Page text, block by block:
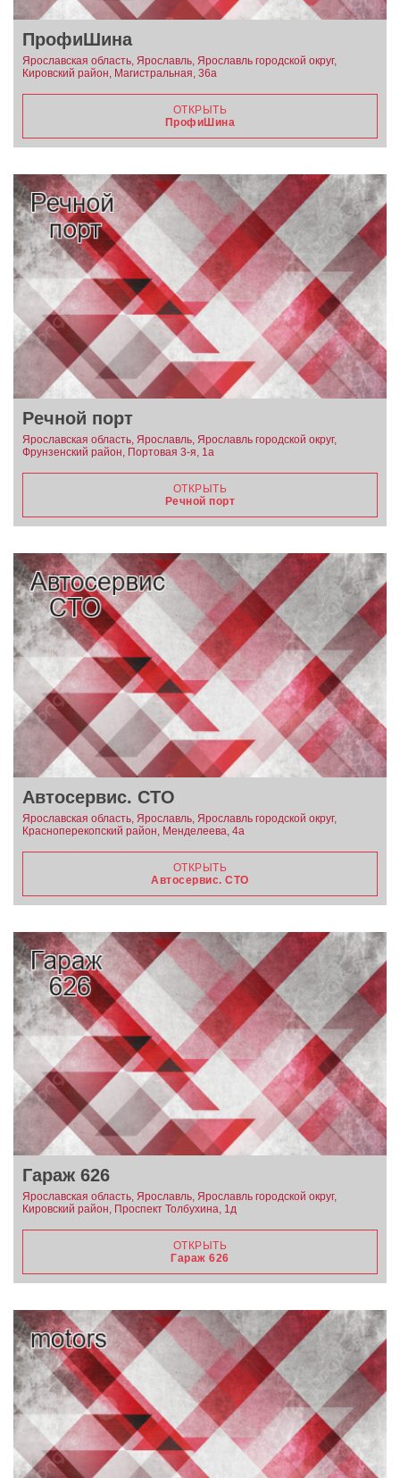
ПрофиШина
Ярославская область, Ярославль, Ярославль городской округ,
Кировский район, Магистральная, 36а
ОТКРЫТЬ
ПрофиШина
Речной порт
Ярославская область, Ярославль, Ярославль городской округ,
Фрунзенский район, Портовая 3-я, 1а
ОТКРЫТЬ
Речной порт
Автосервис. СТО
Ярославская область, Ярославль, Ярославль городской округ,
Красноперекопский район, Менделеева, 4а
ОТКРЫТЬ
Автосервис. СТО
Гараж 626
Ярославская область, Ярославль, Ярославль городской округ,
Кировский район, Проспект Толбухина, 1д
ОТКРЫТЬ
Гараж 626